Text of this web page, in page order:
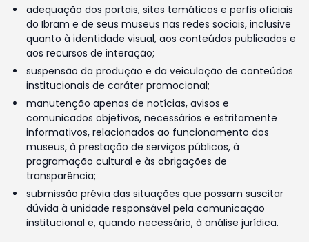
adequação dos portais, sites temáticos e perfis oficiais
do Ibram e de seus museus nas redes sociais, inclusive
quanto à identidade visual, aos conteúdos publicados e
aos recursos de interação;
suspensão da produção e da veiculação de conteúdos
institucionais de caráter promocional;
manutenção apenas de notícias, avisos e
comunicados objetivos, necessários e estritamente
informativos, relacionados ao funcionamento dos
museus, à prestação de serviços públicos, à
programação cultural e às obrigações de
transparência;
submissão prévia das situações que possam suscitar
dúvida à unidade responsável pela comunicação
institucional e, quando necessário, à análise jurídica.